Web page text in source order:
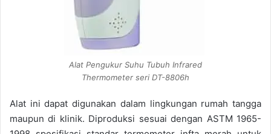
Alat Pengukur Suhu Tubuh Infrared
Thermometer seri DT-8806h
Alat ini dapat digunakan dalam lingkungan rumah tangga
maupun di klinik. Diproduksi sesuai dengan ASTM 1965-